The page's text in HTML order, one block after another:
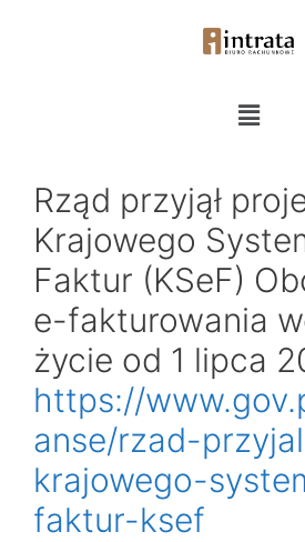
Rząd przyjął
Krajowego
Faktur (KSeF)
e-fakturowania
życie od 1 lipca
https://
anse/rzad-
krajowego-
faktur-ksef